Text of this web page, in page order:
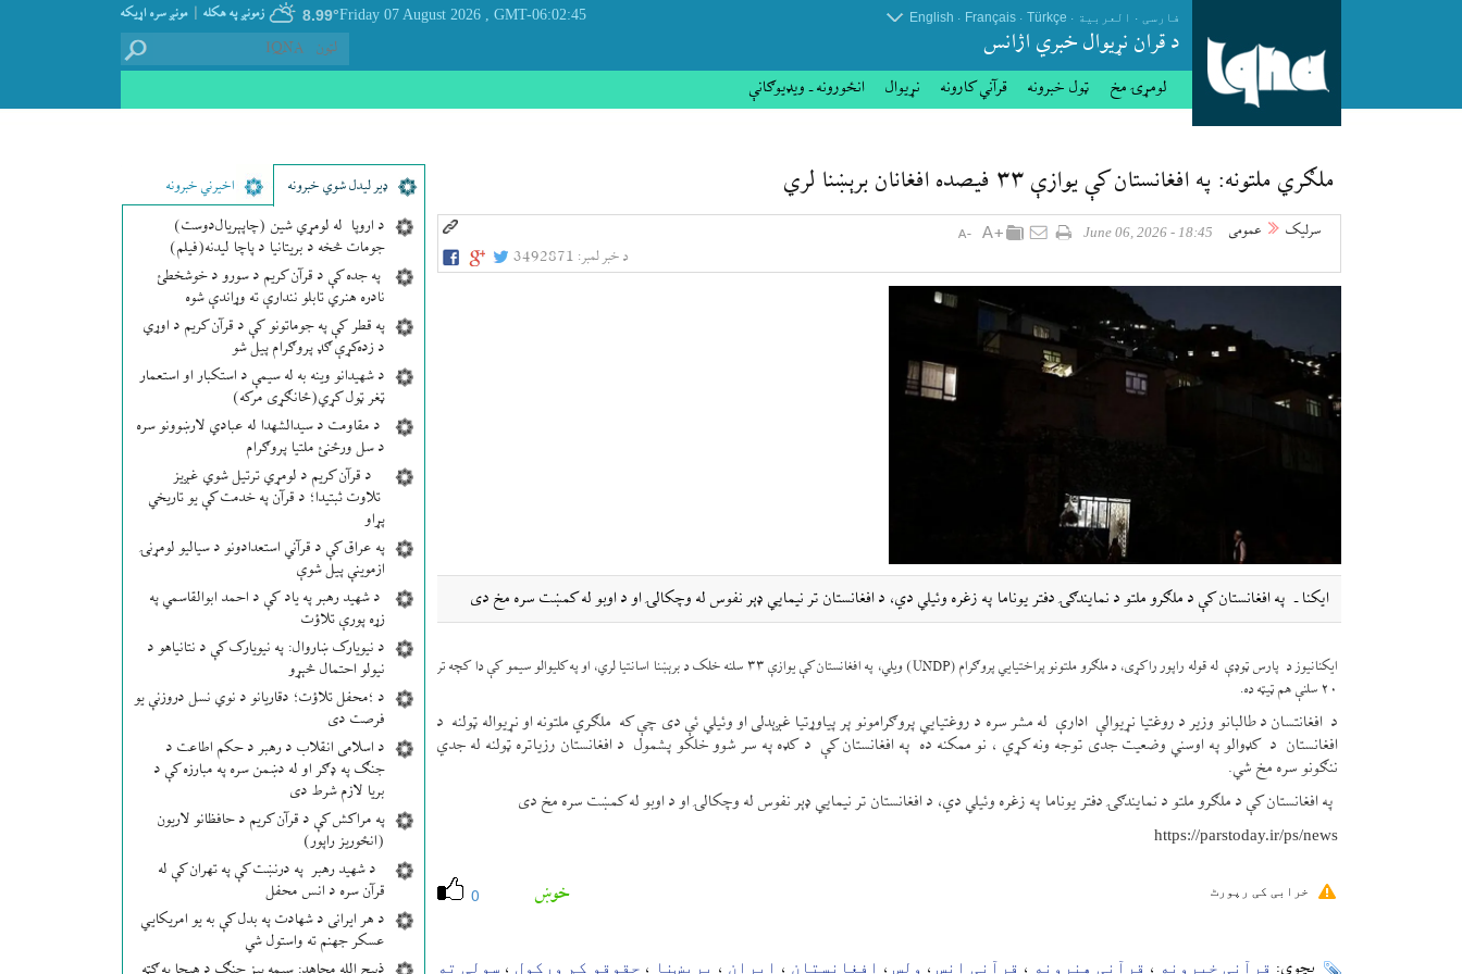
مونږ سره اړيکه | زمونږ په هکله 8.99° GMT-06:02:45
, Friday 07 August 2026 فارسی . العربیة .
Türkçe
.
Français
.
English
د قران نړيوال خبري اژانس
لومړۍ مخ ټول خبرونه قرآني کارونه نړيوال انځورونه ـ ویډیوګانې
ډير لیدل شوي خبرونه اخیرني خبرونه
د اروپا له لومړي شین (چاپېریال‌دوست)
جومات څخه د بریتانیا د پاچا لیدنه(فیلم)
په جده کې د قرآن کریم د سورو د خوشخطئ
نادره هنري تابلو نندارې ته وړاندې شوه
په قطر کې په جوماتونو کې د قرآن کریم د اوړي
د زده‌کړې ګډ پروګرام پیل شو
د شهیدانو وینه به له سیمې د استکبار او استعمار
ټغر ټول کړي(ځانګړی مرکه)
د مقاومت د سیدالشهدا له عبادي لارښوونو سره
د سل ورځنئ ملتیا پروګرام
د قرآن کریم د لومړي ترتیل شوي غږیز
تلاوت ثبتیدا؛ د قرآن په خدمت کې یو تاریخي
پړاو
په عراق کې د قرآني استعدادونو د سیالیو لومړنۍ
ازموینې پیل شوې
د شهید رهبر په یاد کې د احمد ابوالقاسمي په
زړه پورې تلاؤت
د نیویارک ښاروال: په نیویارک کې د نتانیاهو د
نیولو احتمال څېړو
د ؛محفل تلاؤت؛ دقاریانو د نوي نسل دروزنې یو
فرصت دی
د اسلامی انقلاب د رهبر د حکم اطاعت د
جنګ په ډګر او له دښمن سره په مبارزه کې د
بریا لازم شرط دی
په مراکش کې د قرآن کریم د حافظانو لاریون
(انځوریز راپور)
د شهید رهبر په درنښت کې په تهران کې له
قرآن سره د انس محفل
د هر ایرانی د شهادت په بدل کې به یو امریکایي
عسکر جهنم ته واستول شي
ملګري ملتونه: په افغانستان کې یوازې ۳۳ فیصده افغانان برېښنا لري
سرلیک عمومی 18:45 - June 06, 2026
د خبر لمبر: 3492871
ایکنا ـ په افغانستان کې د ملګرو ملتو د نمایندګۍ دفتر یوناما په زغره وئيلي دي، د افغانستان تر نیمایي ډېر نفوس له وچکالۍ او د اوبو له کمښت سره مخ دی
ایکنانیوز د پارس ټوډې له قوله راپور راکړی، د ملګرو ملتونو پراختیايي پروګرام (UNDP) ویلي، په افغانستان کې یوازې ۳۳ سلنه خلک د برېښنا اسانتیا لري، او په کلیوالو سیمو کې دا کچه تر
۲۰ سلنې هم ټیټه ده.
د افغانتسان د طالبانو وزیر د روغتیا نړیوالې ادارې له مشر سره د روغتیايي پروګرامونو پر پیاوړتیا غږېدلی او وئيلي ئې دی چې که ملګري ملتونه او نړیواله ټولنه د
افغانستان د کډوالو په اوسني وضعیت جدی توجه ونه کړي ، نو ممکنه ده په افغانستان کې د کډه په سر شوو خلکو پشمول د افغانستان رزیاتره ټولنه له جدي
ننګونو سره مخ شي.
په افغانستان کې د ملګرو ملتو د نمایندګۍ دفتر یوناما په زغره وئيلي دي، د افغانستان تر نیمایي ډېر نفوس له وچکالۍ او د اوبو له کمښت سره مخ دی
https://parstoday.ir/ps/news
0 خوښ خرابی کی رپورٹ
بچوې: قرآنی خبرونه ، قرآنی هنرونه ، قرآنی انس ، ولس ، افغانستان ، ایران ، بریښنا ، حقوقو کم ورکول ، سولې ته